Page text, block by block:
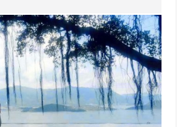
h
at
er l y
Li
n
k